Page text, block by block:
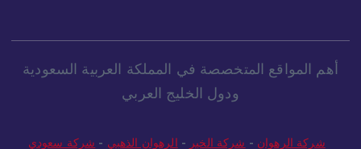
أهم المواقع المتخصصة في المملكة العربية السعودية
ودول الخليج العربي
شركة الرهوان - شركة الخير - الرهوان الذهبي - شركة سعودي